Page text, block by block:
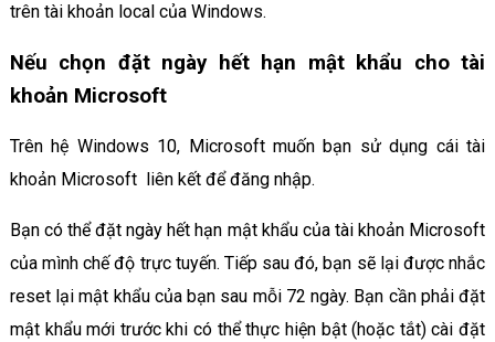
trên tài khoản local của Windows.
Nếu chọn đặt ngày hết hạn mật khẩu cho tài
khoản Microsoft
Trên hệ Windows 10, Microsoft muốn bạn sử dụng cái tài
khoản Microsoft liên kết để đăng nhập.
Bạn có thể đặt ngày hết hạn mật khẩu của tài khoản Microsoft
của mình chế độ trực tuyến. Tiếp sau đó, bạn sẽ lại được nhắc
reset lại mật khẩu của bạn sau mỗi 72 ngày. Bạn cần phải đặt
mật khẩu mới trước khi có thể thực hiện bật (hoặc tắt) cài đặt